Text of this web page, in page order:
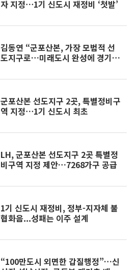
자 지정⋯1기 신도시 재정비 ‘첫발’
김동연 “군포산본, 가장 모범적 선
도지구로…미래도시 완성에 경기도
군포산본 선도지구 2곳, 특별정비구
역 지정⋯1기 신도시 최초
LH, 군포산본 선도지구 2곳 특별정
비구역 지정 제안…7268가구 공급
1기 신도시 재정비, 정부-지자체 불
협화음...성패는 이주 설계
“100만도시 외면한 갑질행정”…신